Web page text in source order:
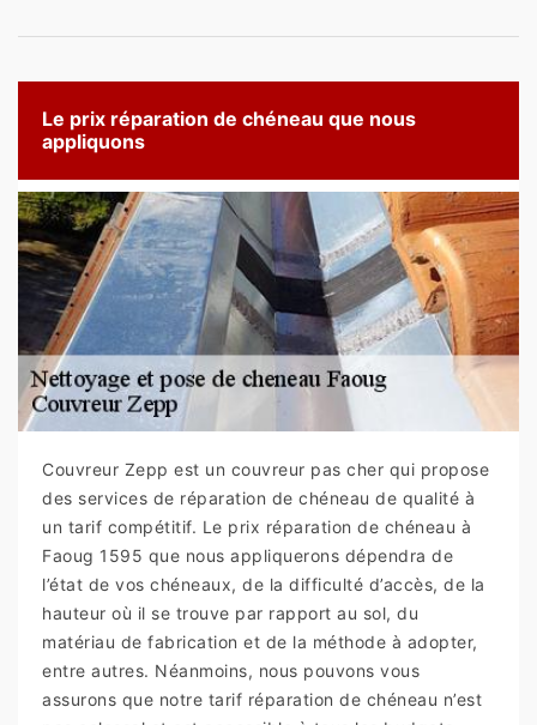
Le prix réparation de chéneau que nous
appliquons
Couvreur Zepp est un couvreur pas cher qui propose
des services de réparation de chéneau de qualité à
un tarif compétitif. Le prix réparation de chéneau à
Faoug 1595 que nous appliquerons dépendra de
l’état de vos chéneaux, de la difficulté d’accès, de la
hauteur où il se trouve par rapport au sol, du
matériau de fabrication et de la méthode à adopter,
entre autres. Néanmoins, nous pouvons vous
assurons que notre tarif réparation de chéneau n’est